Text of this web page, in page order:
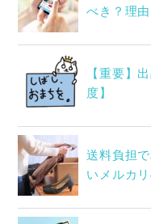
べき？理
【重要】
度】
送料負担
いメルカ